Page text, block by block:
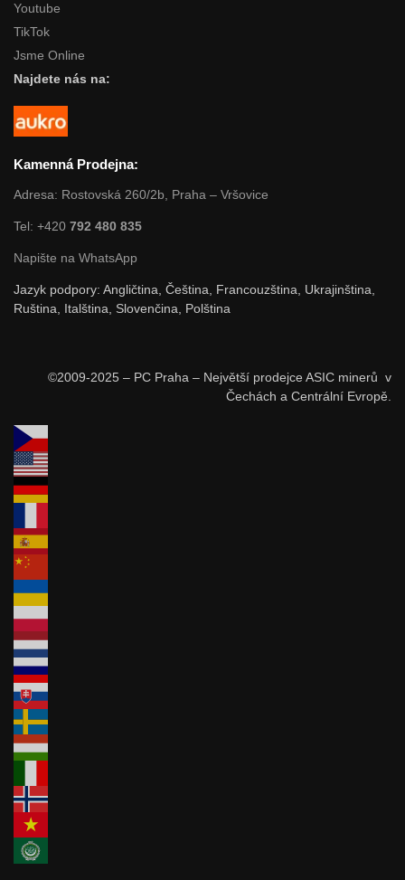
Youtube
TikTok
Jsme Online
Najdete nás na:
Kamenná Prodejna:
Adresa: Rostovská 260/2b, Praha – Vršovice
Tel: +420 792 480 835
Napište na WhatsApp
Jazyk podpory: Angličtina, Čeština, Francouzština, Ukrajinština,
Ruština, Italština, Slovenčina, Polština
©2009-2025 – PC Praha – Největší prodejce ASIC minerů v
Čechách a Centrální Evropě.